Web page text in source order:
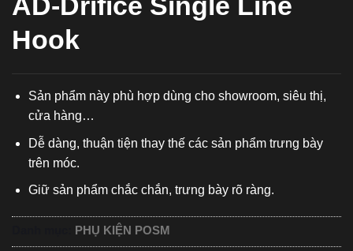
Hook
Sản phẩm này phù hợp dùng cho showroom, siêu thị,
cửa hàng…
Dễ dàng, thuận tiện thay thế các sản phẩm trưng bày
trên móc.
Giữ sản phẩm chắc chắn, trưng bày rõ ràng.
PHỤ KIỆN POSM